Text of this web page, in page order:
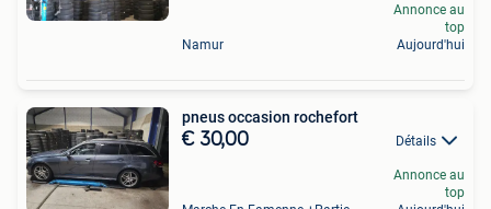
Namur
Annonce au
top
Aujourd'hui
pneus occasion rochefort
€ 30,00 Détails
Annonce au
top